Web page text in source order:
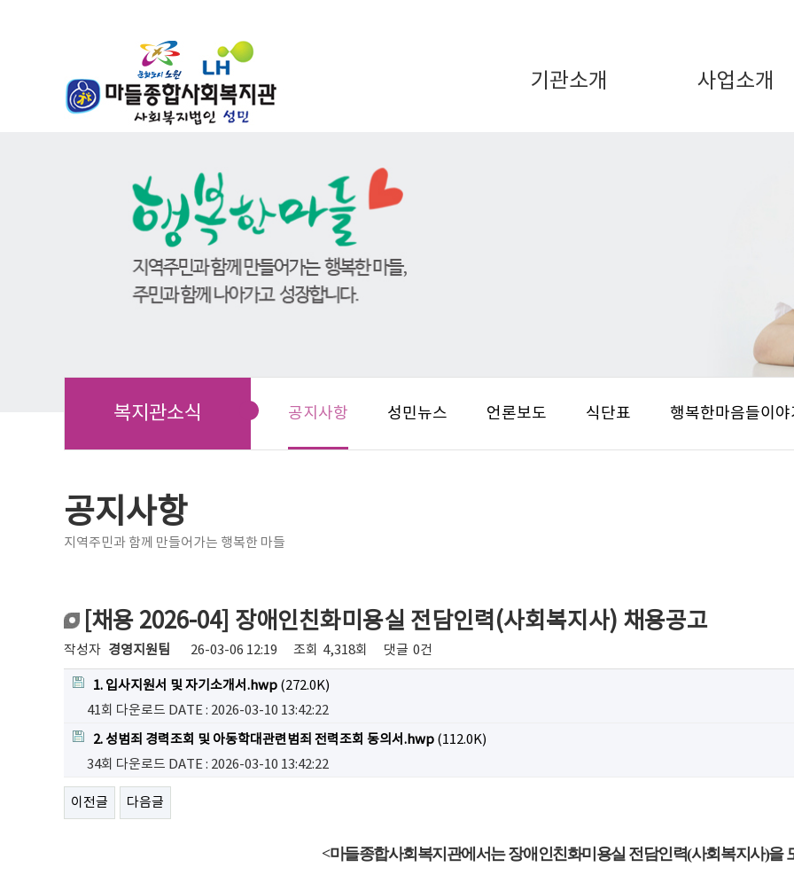
기관소개 사업소개
복지관소식 공지사항 성민뉴스 언론보도 식단표 행복한마음들이야
공지사항
지역주민과 함께 만들어가는 행복한 마들
[채용 2026-04] 장애인친화미용실 전담인력(사회복지사) 채용공고
작성자 경영지원팀 26-03-06 12:19 조회 4,318회 댓글 0건
1. 입사지원서 및 자기소개서.hwp (272.0K)
41회 다운로드 DATE : 2026-03-10 13:42:22
2. 성범죄 경력조회 및 아동학대관련범죄 전력조회 동의서.hwp (112.0K)
34회 다운로드 DATE : 2026-03-10 13:42:22
이전글 다음글
<마들종합사회복지관에서는 장애인친화미용실 전담인력(사회복지사)을